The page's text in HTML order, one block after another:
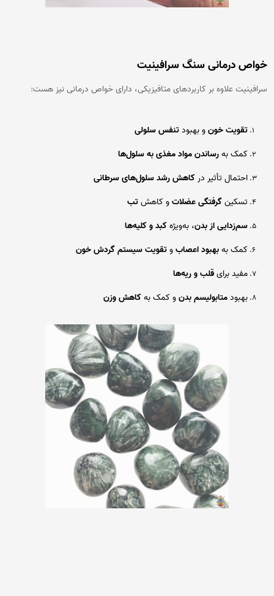
خواص درمانی سنگ سرافینیت
سرافینیت علاوه بر کاربردهای متافیزیکی، دارای خواص درمانی نیز هست:
تقویت خونو بهبودتنفس سلولی
کمک بهرساندن مواد مغذی به سلول‌ها
احتمال تأثیر در کاهش رشد سلول‌های سرطانی
تسکین گرفتگی عضلاتو کاهشتب
سم‌زدایی از بدن، به‌ویژه کبد و کلیه‌ها
کمک بهبهبود اعصابوتقویت سیستم گردش خون
مفید برایقلب و ریه‌ها
بهبودمتابولیسم بدنو کمک به کاهش وزن